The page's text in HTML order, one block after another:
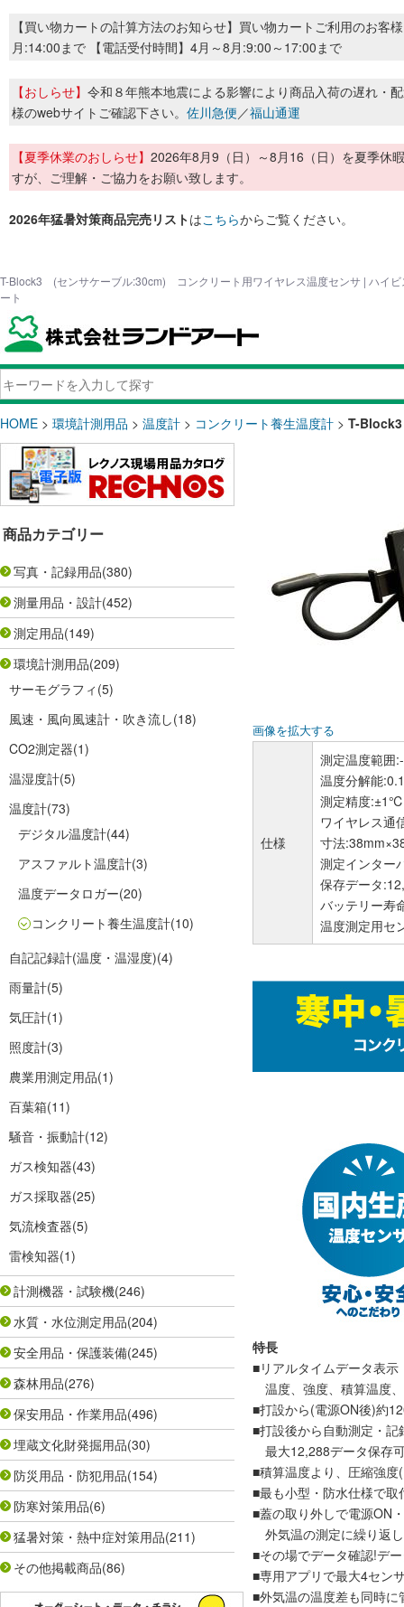
【買い物カートの計算方法のお知らせ】買い物カートご利用のお客
月:14:00まで 【電話受付時間】4月～8月:9:00～17:00まで
【おしらせ】 令和８年熊本地震による影響により商品入荷の遅れ・
様のwebサイトご確認下さい。 佐川急便／福山通運
【夏季休業のおしらせ】 2026年8月9（日）～8月16（日）を夏季休
すが、ご理解・ご協力をお願い致します。
2026年猛暑対策商品完売リストはこちらからご覧ください。
T-Block3 (センサケーブル:30cm) コンクリート用ワイヤレス温度センサ | ハイビ
ート
HOME > 環境計測用品 > 温度計 > コンクリート養生温度計 > T-
商品カテゴリー
写真・記録用品(380)
測量用品・設計(452)
測定用品(149)
環境計測用品(209)
サーモグラフィ (5)
風速・風向風速計・吹き流し(18)
CO2測定器(1)
温湿度計(5)
温度計(73)
デジタル温度計(44)
アスファルト温度計(3)
温度データロガー(20)
コンクリート養生温度計(10)
自記記録計(温度・温湿度)(4)
雨量計(5)
気圧計(1)
照度計(3)
農業用測定用品(1)
百葉箱(11)
騒音・振動計(12)
ガス検知器(43)
ガス採取器(25)
気流検査器(5)
雷検知器(1)
計測機器・試験機(246)
水質・水位測定用品(204)
安全用品・保護装備(245)
森林用品(276)
保安用品・作業用品(496)
埋蔵文化財発掘用品(30)
防災用品・防犯用品(154)
防寒対策用品(6)
猛暑対策・熱中症対策用品(211)
その他掲載商品(86)
画像を拡大する
仕様
測定温度範
温度分解能
測定精度:±1℃
ワイヤレス通
寸法
測定インター
保存データ
バッテリー寿
温度測定用セ
特長
■リアルタイムデータ表示
温度、強度、積算温度
■打設から(電源ON後)約
■打設後から自動測定・記
最大12,288データ保存
■積算温度より、圧縮強
■最も小型・防水仕様で取
■蓋の取り外しで電源ON
外気温の測定に繰り返
■その場でデータ確認!デ
■専用アプリで最大4セン
■外気温の温度差も同時に